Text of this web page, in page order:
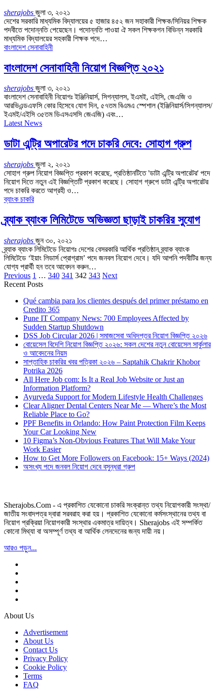
sherajobs জুলা ৩, ২০২১
দেশের সরকারি মাধ্যমিক বিদ্যালয়ের ৫ হাজার ৪৫২ জন সহাকারী শিক্ষক/সিনিয়র শিক্ষক
পদবীতে পদোন্নতি পেয়েছেন। পদোন্নতি পাওয়া ঐ সকল শিক্ষকগন বিভিন্ন সরকারি
মাধ্যমিক বিদ্যালয়ের সহকারী শিক্ষক পদে…
বাংলাদেশ সেনাবাহিনী
বাংলাদেশ সেনাবাহিনী নিয়োগ বিজ্ঞপ্তি ২০২১
sherajobs জুলা ৩, ২০২১
বাংলাদেশ সেনাবাহিনী নিয়োগঃ ইঞ্জিনিয়ার্স, সিগন্যালস, ইএমই, এইসি, জেএজি ও
আরভিএন্ডএফসি কোর হিসেবে যােগ দিন, ৫৭তম বিএমএ স্পেশাল (ইঞ্জিনিয়ার্স/সিগন্যালস/
ইএমই/এইসি ৩৫তম ডিএসএসসি জেএজি) এবং…
Latest News
ডাটা এন্ট্রি অপারেটর পদে চাকরি দেবে: সোহাগ গ্রুপ
sherajobs জুলা ২, ২০২১
সোহাগ গ্রুপ নিয়োগ বিজ্ঞপ্তি প্রকাশ করেছে, প্রতিষ্ঠানটিতে 'ডাটা এন্ট্রি অপারেটর' পদে
নিয়োগ দিতে নতুন এই বিজ্ঞপ্তিটি প্রকাশ করেছে। সোহাগ গ্রুপে ডাটা এন্ট্রি অপারেটর
পদে চাকরি করতে আগ্রহী ও…
ব্যাংক চাকরি
ব্র্যাক ব্যাংক লিমিটেডে অভিজ্ঞতা ছাড়াই চাকরির সুযোগ
sherajobs জুন ৩০, ২০২১
ব্র্যাক ব্যাংক লিমিটেডে নিয়োগঃ দেশের বেসরকারি আর্থিক প্রতিষ্ঠান ব্র্যাক ব্যাংক
লিমিটেডে ‘ইয়াং লিডার্স প্রোগ্রাম’ পদে জনবল নিয়োগ দেবে। যদি আপনি পদবীটির জন্য
যোগ্য প্রার্থী হন তবে আবেদন করুন…
Previous 1 … 340 341 342 343 Next
Recent Posts
Qué cambia para los clientes después del primer préstamo en
Credito 365
Pune IT Company News: 700 Employees Affected by
Sudden Startup Shutdown
DSS Job Circular 2026 | সমাজসেবা অধিদপ্তর নিয়োগ বিজ্ঞপ্তি ২০২৬
বোয়েসেল বিদেশি নিয়োগ বিজ্ঞপ্তি ২০২৬: সকল দেশের নতুন বোয়েসেল সার্কুলার
ও আবেদনের নিয়ম
সাপ্তাহিক চাকরির খবর পত্রিকা ২০২৬ – Saptahik Chakrir Khobor
Potrika 2026
All Here Job com: Is It a Real Job Website or Just an
Information Platform?
Ayurveda Support for Modern Lifestyle Health Challenges
Clear Aligner Dental Centers Near Me — Where’s the Most
Reliable Place to Go?
PPF Benefits in Orlando: How Paint Protection Film Keeps
Your Car Looking New
10 Figma’s Non-Obvious Features That Will Make Your
Work Easier
How to Get More Followers on Facebook: 15+ Ways (2024)
অসংখ্য পদে জনবল নিয়োগ দেবে বসুন্ধরা গ্রুপ
Sherajobs.Com - এ প্রকাশিত যেকোনো চাকরি সংক্রান্ত তথ্য নিয়োগকারী সংস্থা/
জাতীয় সংবাদপত্র দ্বারা সরবরাহ করা হয়। প্রকাশিত যেকোনো কর্মসংস্থানের তথ্য বা
নিয়োগ প্রক্রিয়া নিয়োগকারী সংস্থার একমাত্র দায়িত্ব। Sherajobs এই সম্পর্কিত
কোনো মিথ্যা বা অসম্পূর্ণ তথ্য বা আর্থিক লেনদেনের জন্য দায়ী নয়।
আরও পড়ুন...
About Us
Advertisement
About Us
Contact Us
Privacy Policy
Cookie Policy
Terms
FAQ